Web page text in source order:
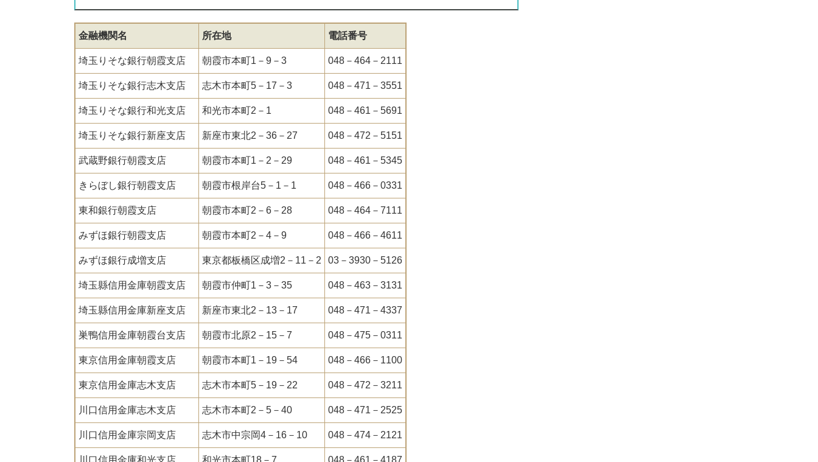
金融機関名 所在地 電話番号
埼玉りそな銀行朝霞支店 朝霞市本町1－9－3 048－464－2111
埼玉りそな銀行志木支店 志木市本町5－17－3 048－471－3551
埼玉りそな銀行和光支店 和光市本町2－1 048－461－5691
埼玉りそな銀行新座支店 新座市東北2－36－27 048－472－5151
武蔵野銀行朝霞支店 朝霞市本町1－2－29 048－461－5345
きらぼし銀行朝霞支店 朝霞市根岸台5－1－1 048－466－0331
東和銀行朝霞支店 朝霞市本町2－6－28 048－464－7111
みずほ銀行朝霞支店 朝霞市本町2－4－9 048－466－4611
みずほ銀行成増支店 東京都板橋区成増2－11－2 03－3930－5126
埼玉縣信用金庫朝霞支店 朝霞市仲町1－3－35 048－463－3131
埼玉縣信用金庫新座支店 新座市東北2－13－17 048－471－4337
巣鴨信用金庫朝霞台支店 朝霞市北原2－15－7 048－475－0311
東京信用金庫朝霞支店 朝霞市本町1－19－54 048－466－1100
東京信用金庫志木支店 志木市本町5－19－22 048－472－3211
川口信用金庫志木支店 志木市本町2－5－40 048－471－2525
川口信用金庫宗岡支店 志木市中宗岡4－16－10 048－474－2121
川口信用金庫和光支店 和光市本町18－7 048－461－4187